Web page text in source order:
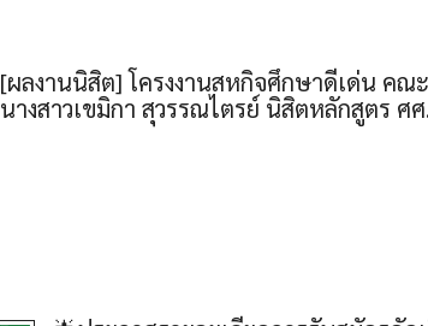
[ผลงานนิสิต] โครงงานสหกิจศึกษาดีเด่น คณ
นางสาวเขมิกา สุวรรณไตรย์ นิสิตหลักสูตร